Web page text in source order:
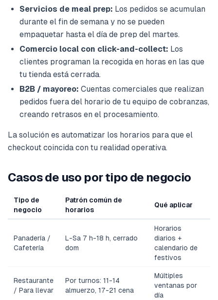
Servicios de meal prep: Los pedidos se acumulan
durante el fin de semana y no se pueden
empaquetar hasta el día de prep del martes.
Comercio local con click-and-collect: Los
clientes programan la recogida en horas en las que
tu tienda está cerrada.
B2B / mayoreo: Cuentas comerciales que realizan
pedidos fuera del horario de tu equipo de cobranzas,
creando retrasos en el procesamiento.
La solución es automatizar los horarios para que el
checkout coincida con tu realidad operativa.
Casos de uso por tipo de negocio
Tipo de
negocio
Patrón común de
horarios
Qué aplicar
Panadería /
Cafetería
L-Sa 7 h-18 h, cerrado
dom
Horarios
diarios +
calendario de
festivos
Restaurante
/ Para llevar
Por turnos: 11-14
almuerzo, 17-21 cena
Múltiples
ventanas por
día